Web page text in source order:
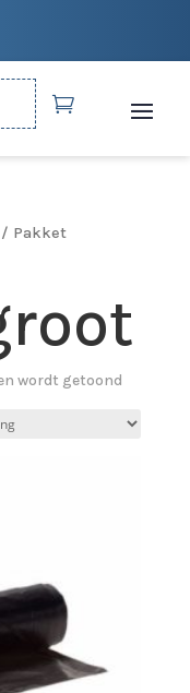

/ Pakket
wordt getoond